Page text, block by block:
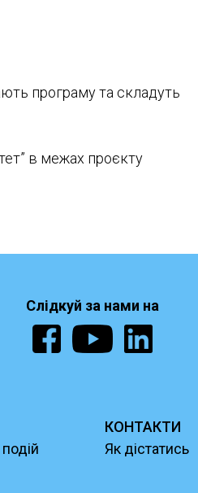
програму та складуть
в межах проєкту
Слідкуй за нами на
КОНТАКТИ
Як дістатись